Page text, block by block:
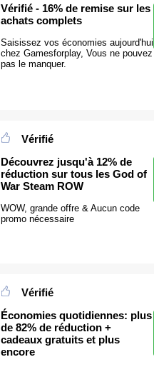
Vérifié - 16% de remise sur les
achats complets
Saisissez vos économies aujourd'hui
chez Gamesforplay, Vous ne pouvez
pas le manquer.
Vérifié
Découvrez jusqu'à 12% de
réduction sur tous les God of
War Steam ROW
WOW, grande offre & Aucun code
promo nécessaire
Vérifié
Économies quotidiennes: plus
de 82% de réduction +
cadeaux gratuits et plus
encore